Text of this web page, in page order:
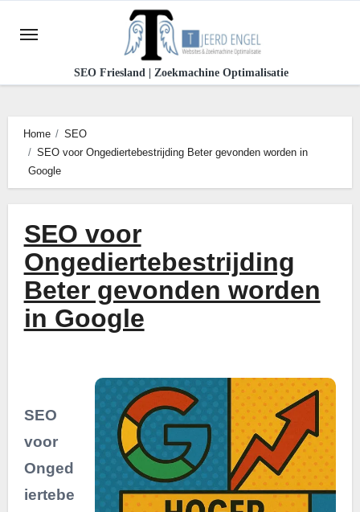
naar
SEO Friesland | Zoekmachine Optimalisatie
Home
SEO
SEO voor Ongediertebestrijding Beter gevonden worden in
Google
SEO voor
Ongediertebestrijding
Beter gevonden worden
in Google
SEO
voor
Onged
iertebe